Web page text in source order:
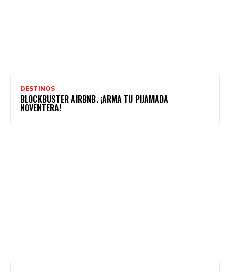
DESTINOS
BLOCKBUSTER AIRBNB. ¡ARMA TU PIJAMADA
NOVENTERA!